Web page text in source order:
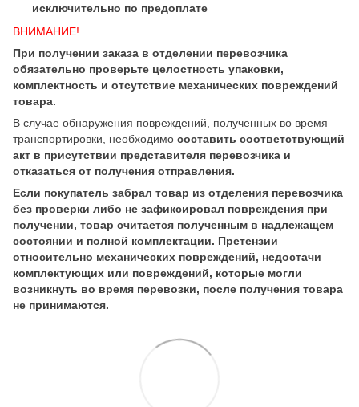
исключительно по предоплате
ВНИМАНИЕ!
При получении заказа в отделении перевозчика
обязательно проверьте целостность упаковки,
комплектность и отсутствие механических повреждений
товара.
В случае обнаружения повреждений, полученных во время
транспортировки, необходимо составить соответствующий
акт в присутствии представителя перевозчика и
отказаться от получения отправления.
Если покупатель забрал товар из отделения перевозчика
без проверки либо не зафиксировал повреждения при
получении, товар считается полученным в надлежащем
состоянии и полной комплектации. Претензии
относительно механических повреждений, недостачи
комплектующих или повреждений, которые могли
возникнуть во время перевозки, после получения товара
не принимаются.